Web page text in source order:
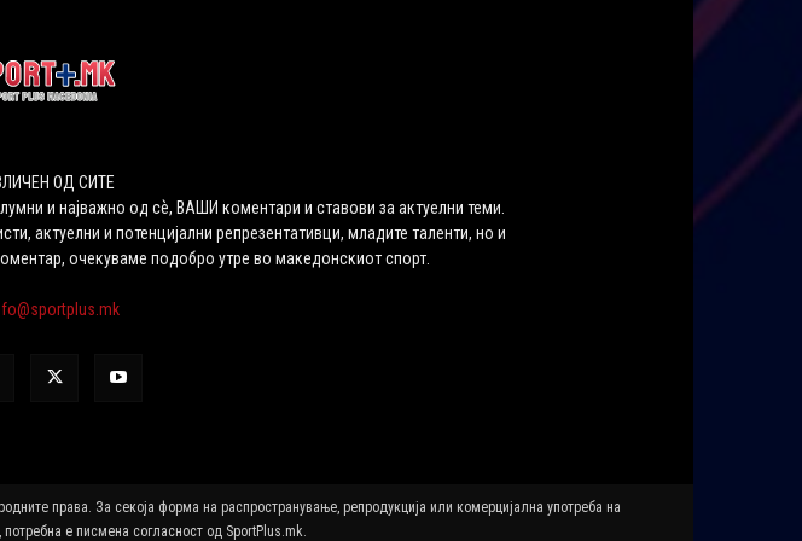
ОД СИТЕ
и најважно од сѐ, ВАШИ коментари и ставови за актуелни теми.
актуелни и потенцијални репрезентативци, младите таленти, но и
очекуваме подобро утре во македонскиот спорт.
права. За секоја форма на распространување, репродукција или комерцијална употреба на
е писмена согласност од SportPlus.mk.